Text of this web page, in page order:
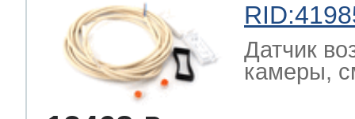
Датчик
камеры,